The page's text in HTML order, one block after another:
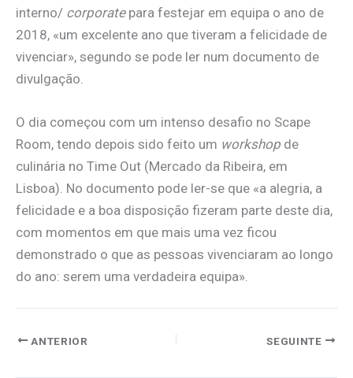
interno/ corporatepara festejar em equipa o ano de
2018, «um excelente ano que tiveram a felicidade de
vivenciar», segundo se pode ler num documento de
divulgação.
O dia começou com um intenso desafio no Scape
Room, tendo depois sido feito um workshop de
culinária no Time Out (Mercado da Ribeira, em
Lisboa). No documento pode ler-se que «a alegria, a
felicidade e a boa disposição fizeram parte deste dia,
com momentos em que mais uma vez ficou
demonstrado o que as pessoas vivenciaram ao longo
do ano: serem uma verdadeira equipa».
ANTERIOR SEGUINTE